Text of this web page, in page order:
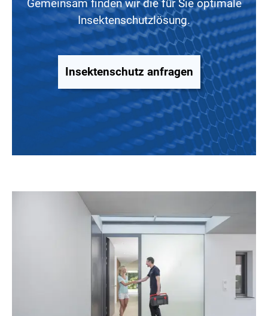
Gemeinsam finden wir die für Sie optimale
Insektenschutzlösung.
Insektenschutz anfragen